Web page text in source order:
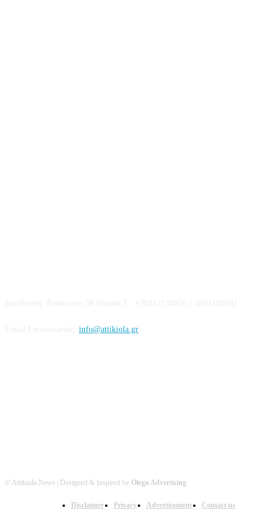
info@attikiola.gr
© Attikiola News | Designed & Inspired by Olega Advertising
Disclaimer Privacy Advertisement Contact us